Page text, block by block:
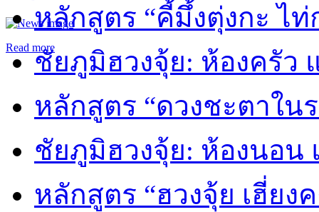
Read more
หลักสูตร “คี้มึ้งตุ่งกะ ไ
ชัยภูมิฮวงจุ้ย: ห้องครัว
หลักสูตร “ดวงชะตาใน
ชัยภูมิฮวงจุ้ย: ห้องนอน
หลักสูตร “ฮวงจุ้ย เฮี่ยง